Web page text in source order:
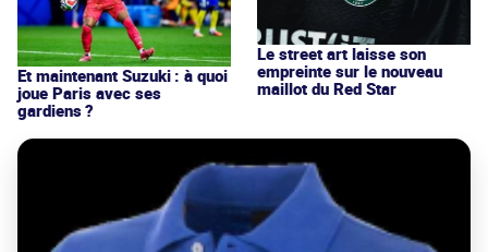
Et maintenant Suzuki : à quoi
joue Paris avec ses
gardiens ?
Le street art laisse son
empreinte sur le nouveau
maillot du Red Star